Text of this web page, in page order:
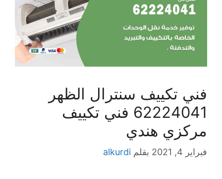
فني تكييف سنترال الظهر
62224041 فني تكييف
مركزي هندي
فبراير 4, 2021 بقلم alkurdi